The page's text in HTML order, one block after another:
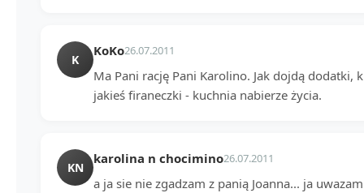
K
KoKo26.07.2011
Ma Pani rację Pani Karolino. Jak dojdą dodatki,
jakieś firaneczki - kuchnia nabierze życia.
KN
karolina n chocimino26.07.2011
a ja sie nie zgadzam z panią Joanna... ja